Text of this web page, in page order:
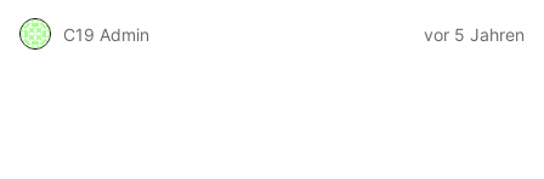
C19 Admin vor 5 Jahren